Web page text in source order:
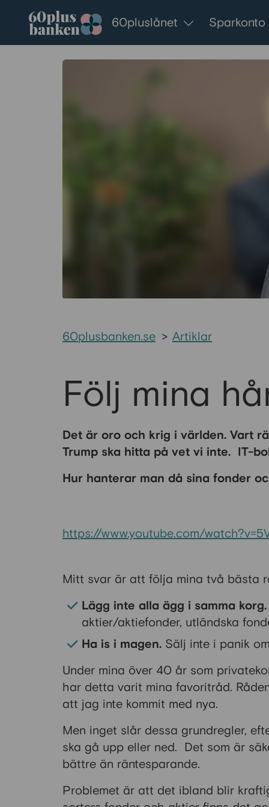
Gå till innehållet
60pluslånet Sparkonto
60plusbanken.se > Artiklar
Följ mina
Det är oro och krig i världen. Vart
Trump ska hitta på vet vi inte. IT-
Hur hanterar man då sina fonder
https://www.youtube.com/
Mitt svar är att följa mina två bästa
Lägg inte alla ägg i samma korg.
aktier/aktiefonder, utländska
Ha is i magen. Sälj inte i panik
Under mina över 40 år som
har detta varit mina favoritråd.
att jag inte kommit med nya.
Men inget slår dessa grundregler,
ska gå upp eller ned. Det som är
bättre än räntesparande.
Problemet är att det ibland blir